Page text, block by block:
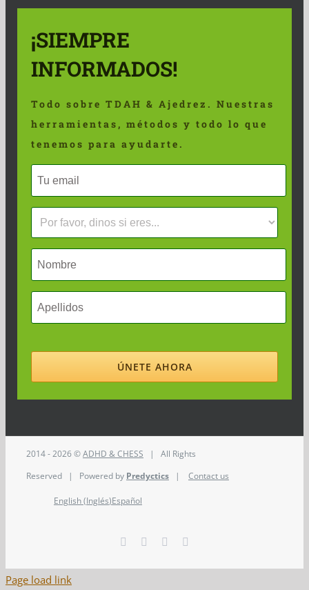
¡SIEMPRE
INFORMADOS!
Todo sobre TDAH & Ajedrez. Nuestras
herramientas, métodos y todo lo que
tenemos para ayudarte.
2014 - 2026 ©ADHD & CHESS | All Rights
Reserved | Powered by Predyctics | Contact us
English(Inglés)Español
Facebook
TwitterInstagram
Page load link